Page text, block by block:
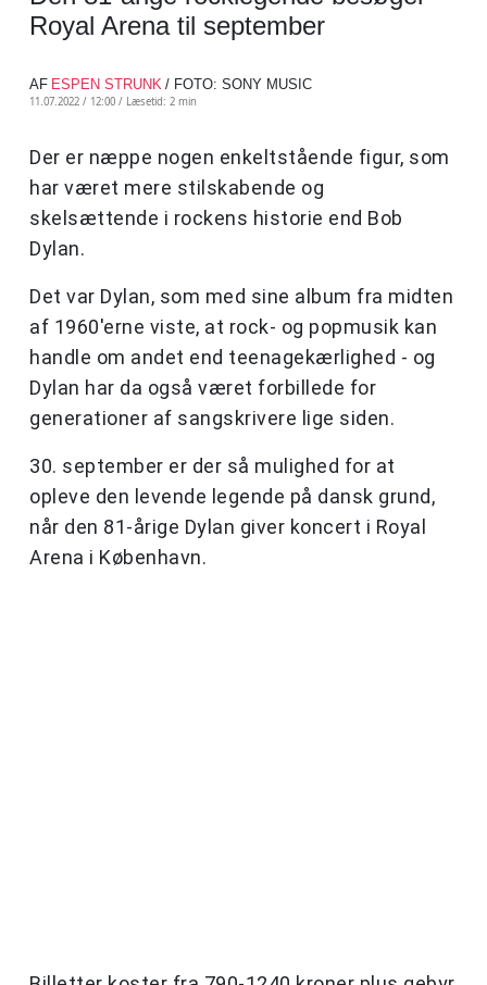
Royal Arena til september
AF ESPEN STRUNK / FOTO: SONY MUSIC
11.07.2022 / 12:00 / Læsetid: 2 min
Der er næppe nogen enkeltstående figur, som
har været mere stilskabende og
skelsættende i rockens historie end Bob
Dylan.
Det var Dylan, som med sine album fra midten
af 1960'erne viste, at rock- og popmusik kan
handle om andet end teenagekærlighed - og
Dylan har da også været forbillede for
generationer af sangskrivere lige siden.
30. september er der så mulighed for at
opleve den levende legende på dansk grund,
når den 81-årige Dylan giver koncert i Royal
Arena i København.